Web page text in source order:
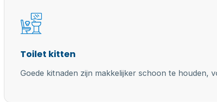
Toilet kitten
Goede kitnaden zijn makkelijker schoon te houden,